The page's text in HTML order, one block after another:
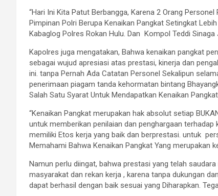
“Hari Ini Kita Patut Berbangga, Karena 2 Orang
Pimpinan Polri Berupa Kenaikan Pangkat Setingkat
Kabaglog Polres Rokan Hulu. Dan Kompol Teddi
Kapolres juga mengatakan, Bahwa kenaikan pangkat
sebagai wujud apresiasi atas prestasi, kinerja dan
ini. tanpa Pernah Ada Catatan Personel Sekalipun
penerimaan piagam tanda kehormatan bintang
Salah Satu Syarat Untuk Mendapatkan Kenaikan
“Kenaikan Pangkat merupakan hak absolut setiap
untuk memberikan penilaian dan penghargaan
memiliki Etos kerja yang baik dan berprestasi. untuk
Memahami Bahwa Kenaikan Pangkat Yang merupakan
Namun perlu diingat, bahwa prestasi yang telah
masyarakat dan rekan kerja , karena tanpa dukungan
dapat berhasil dengan baik sesuai yang Diharapkan.